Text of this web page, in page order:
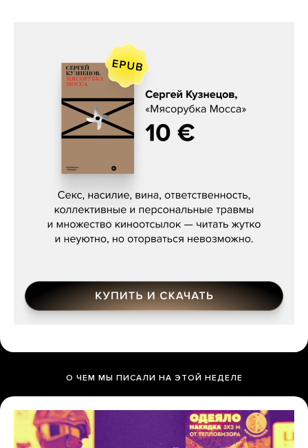
Сергей Кузнецов, «Мясорубка
О ЧЕМ МЫ ПИСАЛИ НА ЭТОЙ НЕДЕЛЕ